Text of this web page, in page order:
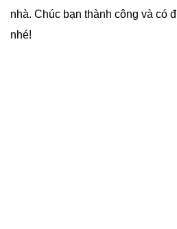
nhà. Chúc bạn thành công và có
nhé!